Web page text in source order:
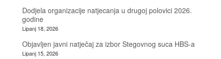
Dodjela organizacije natjecanja u drugoj polovici 2026.
godine
Lipanj 18, 2026
Objavljen javni natječaj za izbor Stegovnog suca HBS-a
Lipanj 15, 2026